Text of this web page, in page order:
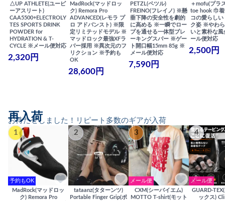
△UP ATHLETE(ユーピ
ーアスリート)
CAA5500+ELECTROLY
TES SPORTS DRINK
POWDER for
HYDRATION & T-
CYCLE ※メール便対応
2,320円
MadRock(マッドロッ
ク) Remora Pro
ADVANCED(レモラ プ
ロ アドバンスト) ※限
定リミテッドモデル ※
マッドロック最強XFラ
バー採用 ※異次元のフ
リクション ※予約も
OK
28,600円
PETZL(ペツル)
FREINO(フレイノ) ※懸
垂下降の安全性を劇的
に高める ※一瞬でロー
プを通せる一体型ブレ
ーキングスパー ※ゲー
ト開口幅15mm 85g ※
メール便対応
7,590円
＋mofu(プラ
toe hook 巾
コの愛らしい
ク姿 ※やわ
いと素朴な
ール便対応
2,500円
お待たせしました！リピート多数のギアが入荷
再入荷
1
予約もOK
MadRock(マッドロッ
ク) Remora Pro
2
tataanz(タターンツ)
Portable Finger Grip(ポ
3
メール便
CXM(シーバイエム)
MOTTO T-shirt(モット
4
メール便
GUARD-
ックス)